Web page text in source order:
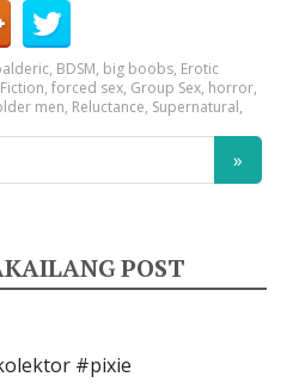
, BDSM, big boobs, Erotic
Fiction,forced sex, Group Sex, horror,
men, Reluctance, Supernatural,
POST
#pixie